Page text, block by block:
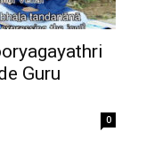
Guru
0